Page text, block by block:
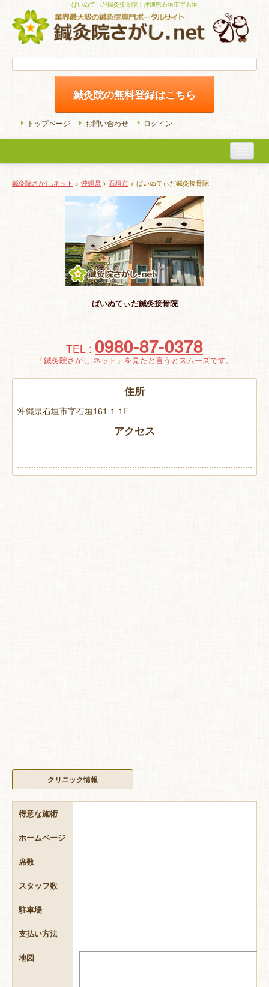
ぱいぬてぃだ鍼灸接骨院｜沖縄県石垣市字石垣
鍼灸院の無料登録はこちら
トップページ お問い合わせ ログイン
初めての方へ
よくある質問
ホームケア
特 集
お悩み解決！
鍼灸院さがし.ネット > 沖縄県 > 石垣市 > ぱいぬてぃだ鍼灸接骨院
ぱいぬてぃだ鍼灸接骨院
TEL : 0980-87-0378
「鍼灸院さがし.ネット」を見たと言うとスムーズです。
住所
沖縄県石垣市字石垣161-1-1F
アクセス
クリニック情報
得意な施術
ホームページ
席数
スタッフ数
駐車場
支払い方法
地図